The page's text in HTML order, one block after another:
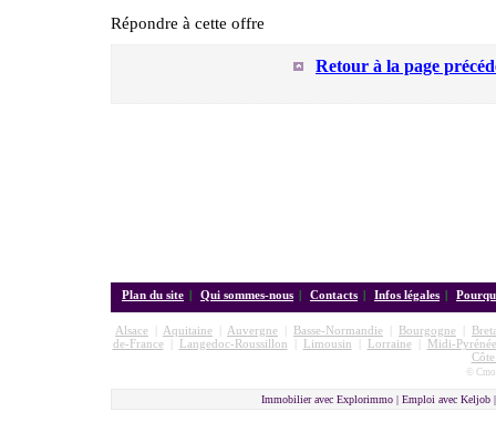
Répondre à cette offre
Retour à la page
Plan du site | Qui sommes-nous | Contacts | Infos légales |
Alsace Aquitaine Auvergne Basse-Normandie Bourgogne
de-France| Langedoc-Roussillon Limousin Lorraine|
Midi-
©
Immobilier avec Explorimmo | Emploi avec Keljob